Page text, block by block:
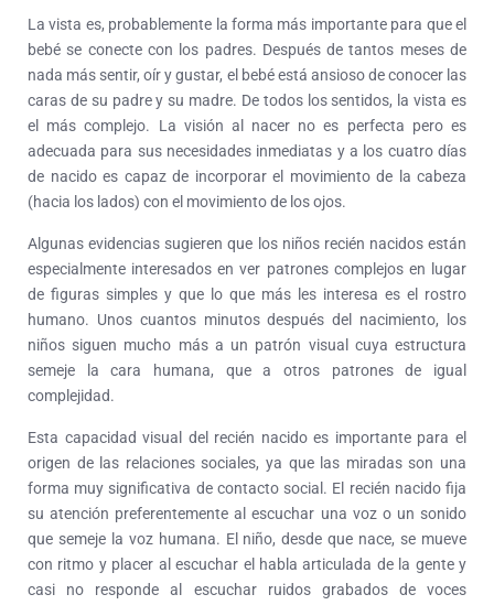
La vista es, probablemente la forma más importante para que el
bebé se conecte con los padres. Después de tantos meses de
nada más sentir, oír y gustar, el bebé está ansioso de conocer las
caras de su padre y su madre. De todos los sentidos, la vista es
el más complejo. La visión al nacer no es perfecta pero es
adecuada para sus necesidades inmediatas y a los cuatro días
de nacido es capaz de incorporar el movimiento de la cabeza
(hacia los lados) con el movimiento de los ojos.
Algunas evidencias sugieren que los niños recién nacidos están
especialmente interesados en ver patrones complejos en lugar
de figuras simples y que lo que más les interesa es el rostro
humano. Unos cuantos minutos después del nacimiento, los
niños siguen mucho más a un patrón visual cuya estructura
semeje la cara humana, que a otros patrones de igual
complejidad.
Esta capacidad visual del recién nacido es importante para el
origen de las relaciones sociales, ya que las miradas son una
forma muy significativa de contacto social. El recién nacido fija
su atención preferentemente al escuchar una voz o un sonido
que semeje la voz humana. El niño, desde que nace, se mueve
con ritmo y placer al escuchar el habla articulada de la gente y
casi no responde al escuchar ruidos grabados de voces